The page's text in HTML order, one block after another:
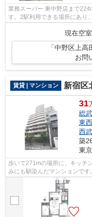
業務スーパー 東中野店まで
す。2駅利用できる場所にあり
現在空
「中野区上
お問
賃貸 | マンション 新宿区
31
総
東
西
築
東
歩いて271mの場所に、キッチ
みにも馴染んだマンションです
き場付き物件です。こちらの物